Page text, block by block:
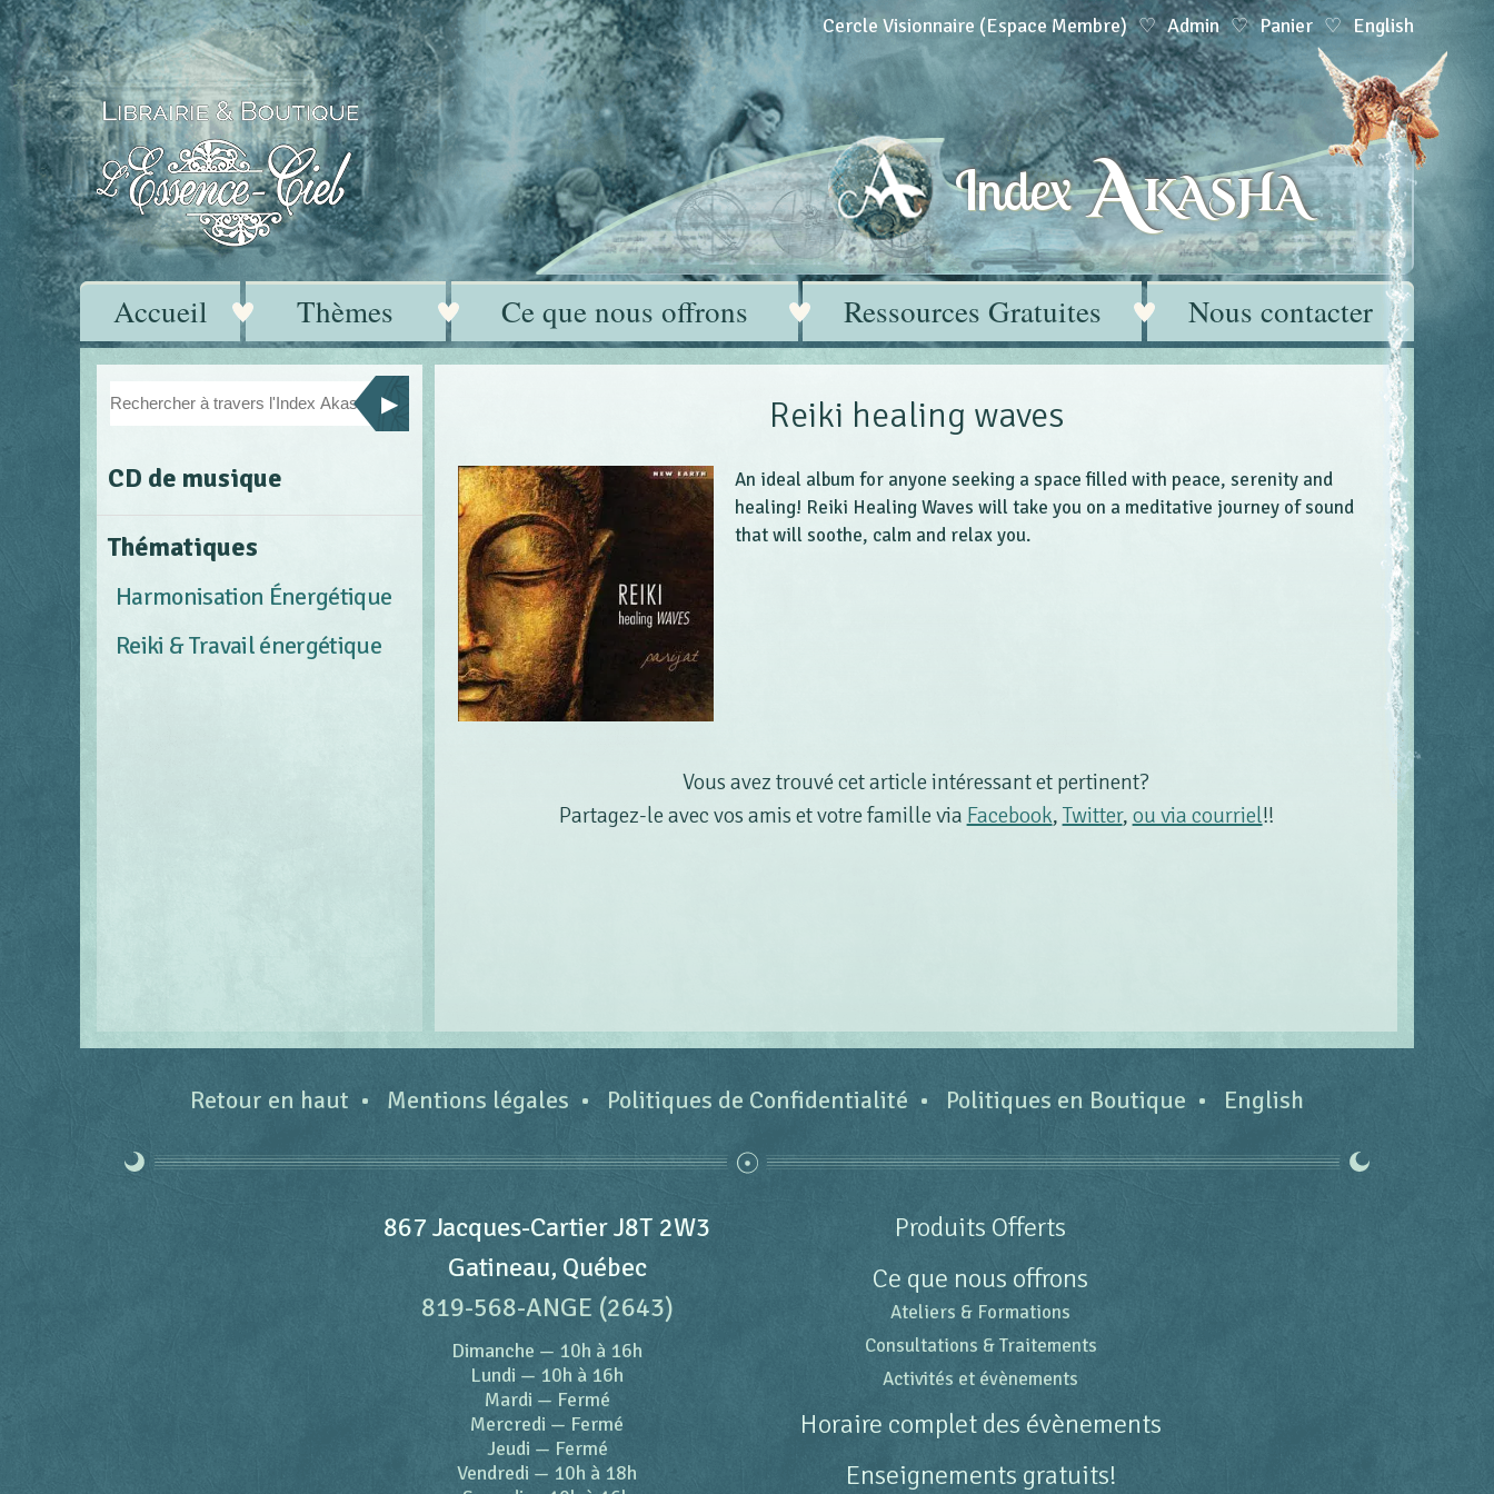
Cercle Visionnaire (Espace Membre) Admin Panier English
Index AKASHA
Accueil Thèmes Ce que nous offrons Ressources Gratuites Nous contacter
CD de musique
Thématiques
Harmonisation Énergétique
Reiki & Travail énergétique
Reiki healing waves
An ideal album for anyone seeking a space filled with peace, serenity and
healing! Reiki Healing Waves will take you on a meditative journey of sound
that will soothe, calm and relax you.
Vous avez trouvé cet article intéressant et pertinent?
Partagez-le avec vos amis et votre famille via Facebook, Twitter, ou via courriel!!
Retour en haut Mentions légales Politiques de Confidentialité Politiques en Boutique English
867 Jacques-Cartier J8T 2W3
Gatineau, Québec
819-568-ANGE (2643)
Dimanche — 10h à 16h
Lundi — 10h à 16h
Mardi — Fermé
Mercredi — Fermé
Jeudi — Fermé
Vendredi — 10h à 18h
Produits Offerts
Ce que nous offrons
Ateliers & Formations
Consultations & Traitements
Activités et évènements
Horaire complet des évènements
Enseignements gratuits!